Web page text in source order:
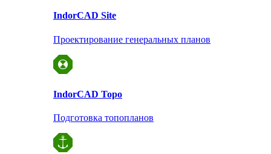
IndorCAD Site
Проектирование генеральных планов
IndorCAD Topo
Подготовка топопланов